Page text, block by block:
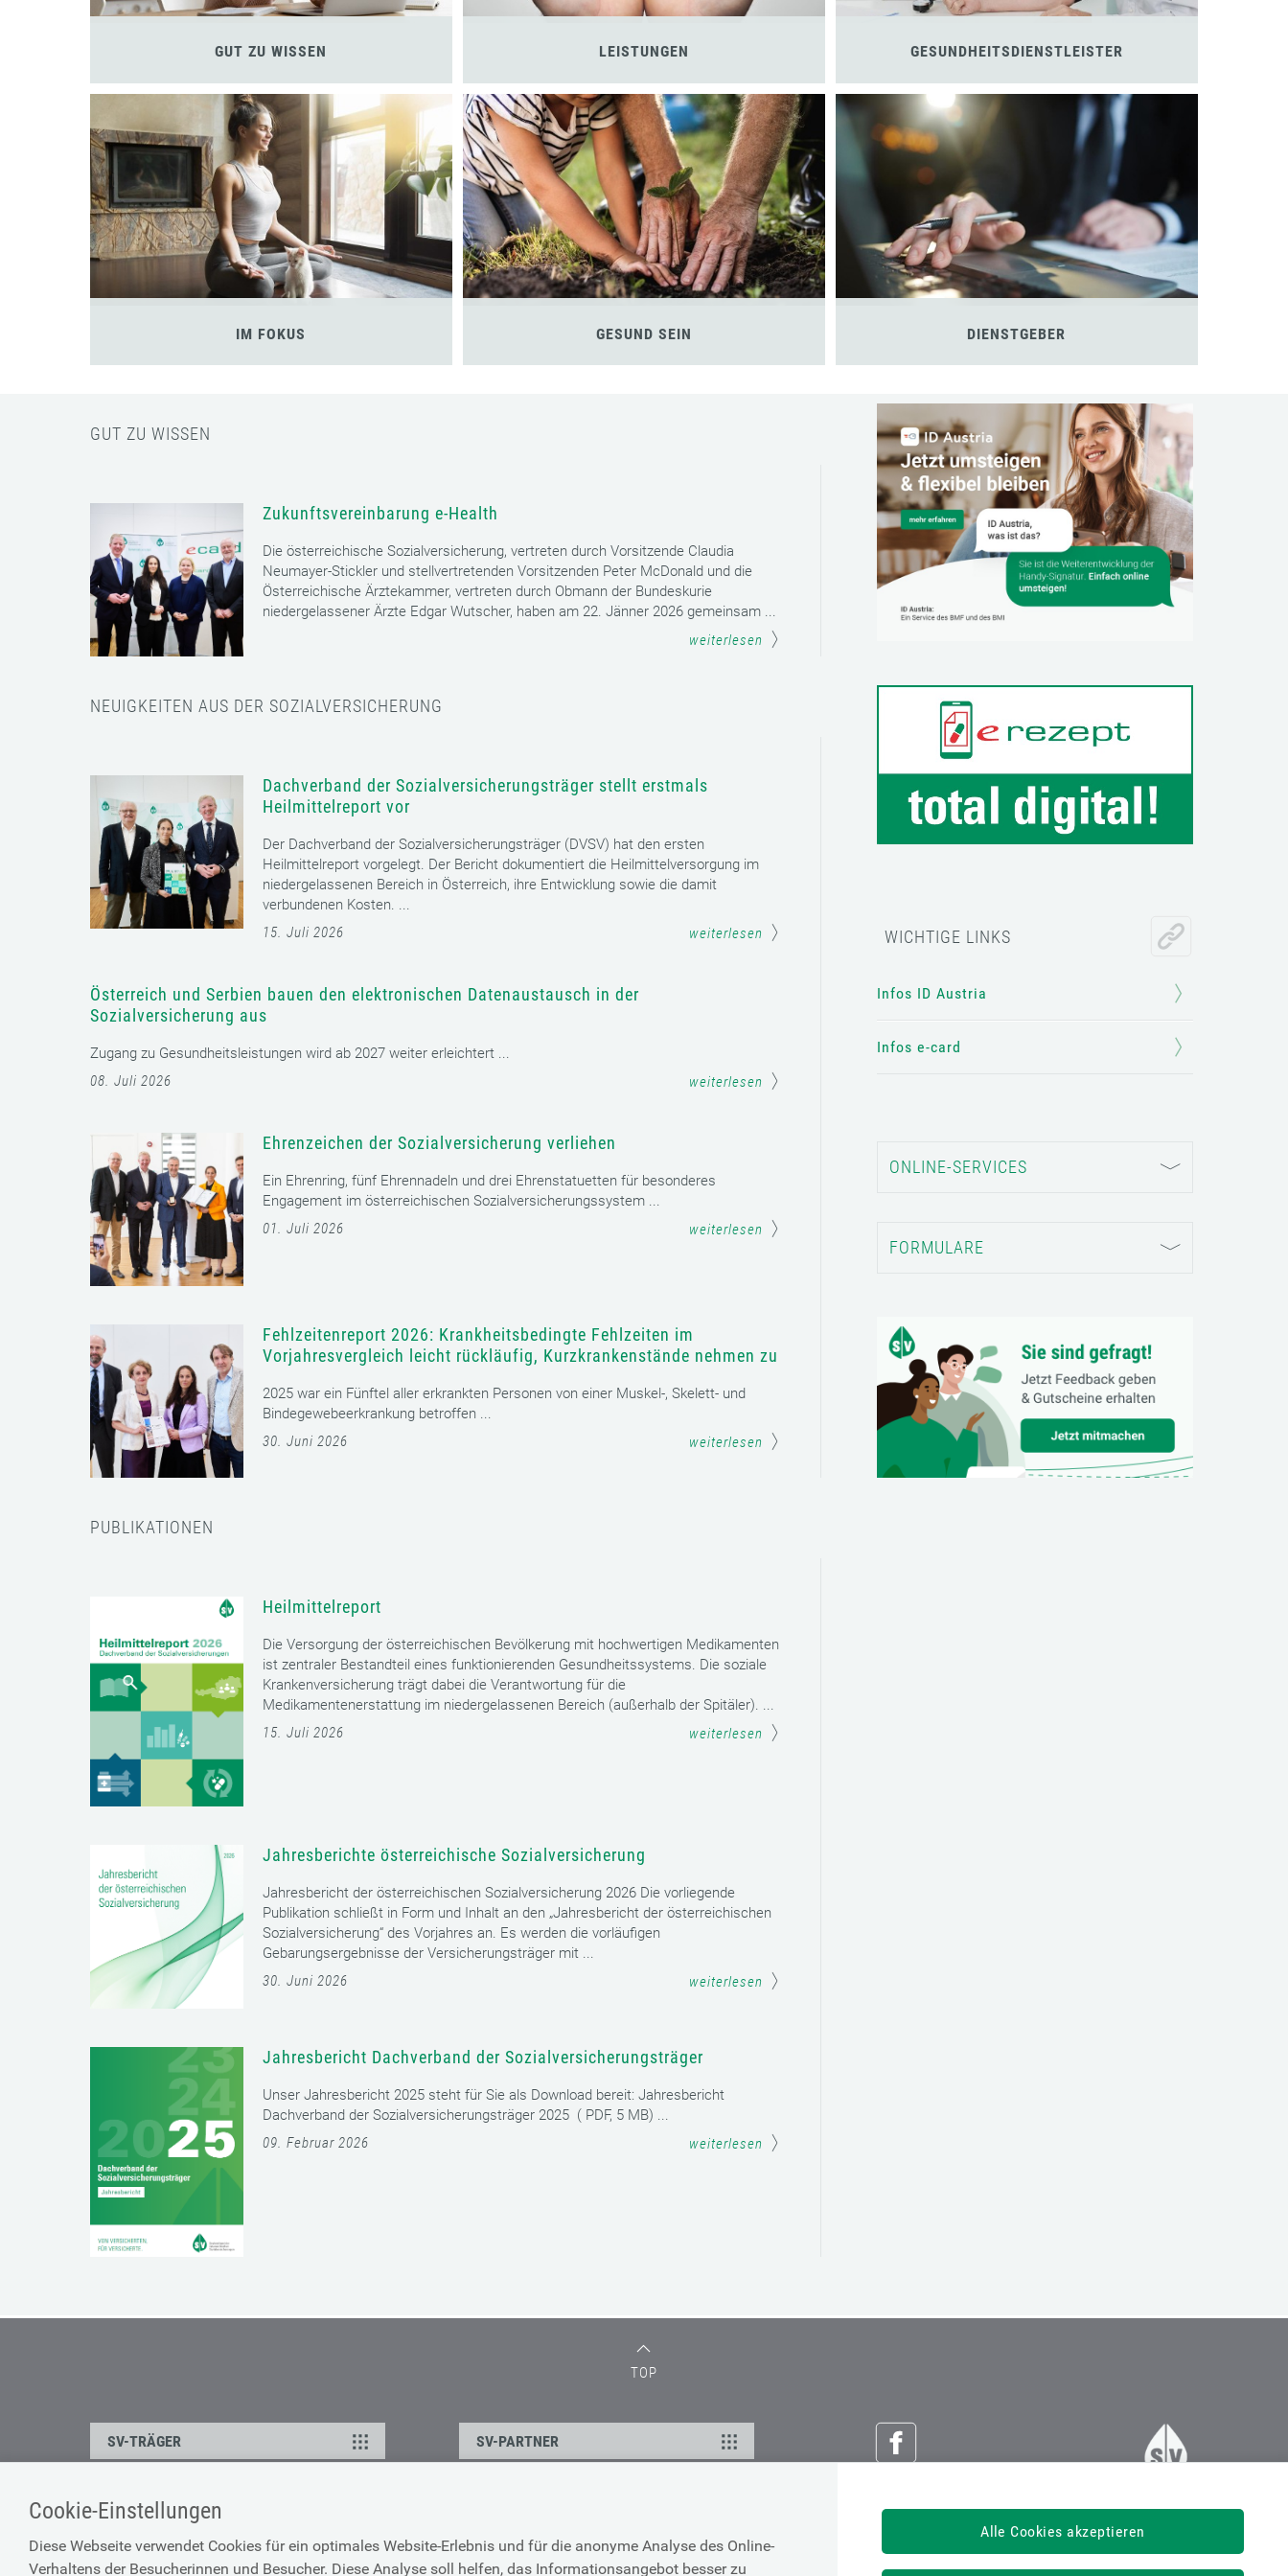
Cookie-Einstellungen
Diese Webseite verwendet Cookies für ein optimales Website-Erlebnis und für die anonyme Analyse des Online-
Verhaltens der Besucherinnen und Besucher. Diese Analyse soll helfen, das Informationsangebot besser zu
Alle Cookies akzeptieren
GUT ZU WISSEN LEISTUNGEN GESUNDHEITSDIENSTLEISTER
IM FOKUS GESUND SEIN DIENSTGEBER
WICHTIGE LINKS
Infos ID Austria
Infos e-card
ONLINE-SERVICES
FORMULARE
GUT ZU WISSEN
Zukunftsvereinbarung e-Health
Die österreichische Sozialversicherung, vertreten durch Vorsitzende Claudia
Neumayer-Stickler und stellvertretenden Vorsitzenden Peter McDonald und die
Österreichische Ärztekammer, vertreten durch Obmann der Bundeskurie
niedergelassener Ärzte Edgar Wutscher, haben am 22. Jänner 2026 gemeinsam ...
weiterlesen
NEUIGKEITEN AUS DER SOZIALVERSICHERUNG
Dachverband der Sozialversicherungsträger stellt erstmals
Heilmittelreport vor
Der Dachverband der Sozialversicherungsträger (DVSV) hat den ersten
Heilmittelreport vorgelegt. Der Bericht dokumentiert die Heilmittelversorgung im
niedergelassenen Bereich in Österreich, ihre Entwicklung sowie die damit
verbundenen Kosten. ...
15. Juli 2026
weiterlesen
Österreich und Serbien bauen den elektronischen Datenaustausch in der
Sozialversicherung aus
Zugang zu Gesundheitsleistungen wird ab 2027 weiter erleichtert ...
08. Juli 2026
weiterlesen
Ehrenzeichen der Sozialversicherung verliehen
Ein Ehrenring, fünf Ehrennadeln und drei Ehrenstatuetten für besonderes
Engagement im österreichischen Sozialversicherungssystem ...
01. Juli 2026
weiterlesen
Fehlzeitenreport 2026: Krankheitsbedingte Fehlzeiten im
Vorjahresvergleich leicht rückläufig, Kurzkrankenstände nehmen zu
2025 war ein Fünftel aller erkrankten Personen von einer Muskel-, Skelett- und
Bindegewebeerkrankung betroffen ...
30. Juni 2026
weiterlesen
PUBLIKATIONEN
Heilmittelreport
Die Versorgung der österreichischen Bevölkerung mit hochwertigen Medikamenten
ist zentraler Bestandteil eines funktionierenden Gesundheitssystems. Die soziale
Krankenversicherung trägt dabei die Verantwortung für die
Medikamentenerstattung im niedergelassenen Bereich (außerhalb der Spitäler). ...
15. Juli 2026
weiterlesen
Jahresberichte österreichische Sozialversicherung
Jahresbericht der österreichischen Sozialversicherung 2026 Die vorliegende
Publikation schließt in Form und Inhalt an den „Jahresbericht der österreichischen
Sozialversicherung“ des Vorjahres an. Es werden die vorläufigen
Gebarungsergebnisse der Versicherungsträger mit ...
30. Juni 2026
weiterlesen
Jahresbericht Dachverband der Sozialversicherungsträger
Unser Jahresbericht 2025 steht für Sie als Download bereit: Jahresbericht
Dachverband der Sozialversicherungsträger 2025 ( PDF, 5 MB) ...
09. Februar 2026
weiterlesen
TOP
Österreichische Sozialversicherung
Dachverband der Sozialversicherungsträger
SV-TRÄGER SV-PARTNER
ÜBER UNS
Kontakt
Barrierefreiheitserklärung
Cookie-Erklärung